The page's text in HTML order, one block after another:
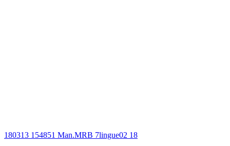
180313 154851 Man.MRB 7lingue02 18